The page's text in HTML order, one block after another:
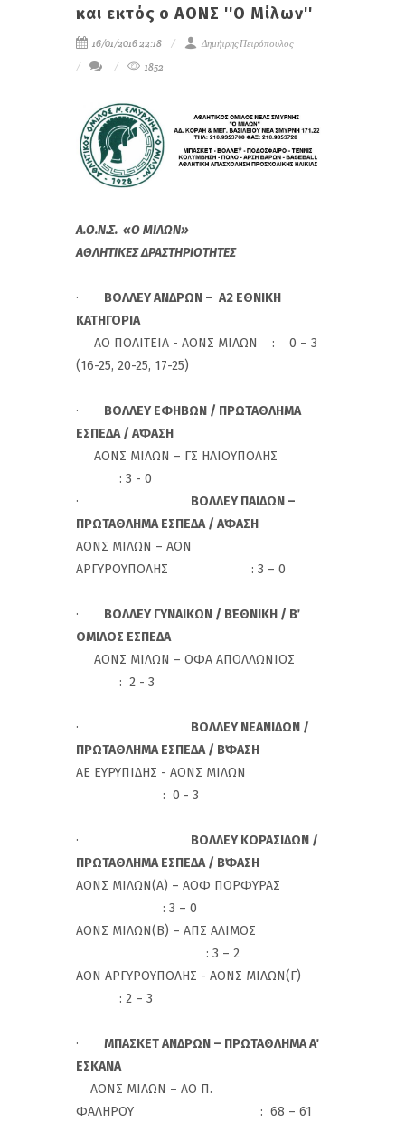
και εκτός ο ΑΟΝΣ ''Ο Μίλων''
16/01/2016 22:18
Δημήτρης Πετρόπουλος
1852
Α.Ο.Ν.Σ. «Ο ΜΙΛΩΝ»
ΑΘΛΗΤΙΚΕΣ ΔΡΑΣΤΗΡΙΟΤΗΤΕΣ
· ΒΟΛΛΕΥ ΑΝΔΡΩΝ – A2 ΕΘΝΙΚΗ
ΚΑΤΗΓΟΡΙΑ
ΑΟ ΠΟΛΙΤΕΙΑ - ΑΟΝΣ ΜΙΛΩΝ : 0 – 3
(16-25, 20-25, 17-25)
· ΒΟΛΛΕΥ ΕΦΗΒΩΝ / ΠΡΩΤΑΘΛΗΜΑ
ΕΣΠΕΔΑ / Α΄ΦΑΣΗ
ΑΟΝΣ ΜΙΛΩΝ – ΓΣ ΗΛΙΟΥΠΟΛΗΣ
: 3 - 0
· ΒΟΛΛΕΥ ΠΑΙΔΩΝ –
ΠΡΩΤΑΘΛΗΜΑ ΕΣΠΕΔΑ / Α΄ΦΑΣΗ
ΑΟΝΣ ΜΙΛΩΝ – ΑΟΝ
ΑΡΓΥΡΟΥΠΟΛΗΣ : 3 – 0
· ΒΟΛΛΕΥ ΓΥΝΑΙΚΩΝ / Β΄ΕΘΝΙΚΗ / Β΄
ΟΜΙΛΟΣ ΕΣΠΕΔΑ
ΑΟΝΣ ΜΙΛΩΝ – ΟΦΑ ΑΠΟΛΛΩΝΙΟΣ
: 2 - 3
· ΒΟΛΛΕΥ ΝΕΑΝΙΔΩΝ /
ΠΡΩΤΑΘΛΗΜΑ ΕΣΠΕΔΑ / Β΄ΦΑΣΗ
ΑΕ ΕΥΡΥΠΙΔΗΣ - ΑΟΝΣ ΜΙΛΩΝ
: 0 - 3
· ΒΟΛΛΕΥ ΚΟΡΑΣΙΔΩΝ /
ΠΡΩΤΑΘΛΗΜΑ ΕΣΠΕΔΑ / Β΄ΦΑΣΗ
ΑΟΝΣ ΜΙΛΩΝ(Α) – ΑΟΦ ΠΟΡΦΥΡΑΣ
: 3 – 0
ΑΟΝΣ ΜΙΛΩΝ(Β) – ΑΠΣ ΑΛΙΜΟΣ
: 3 – 2
ΑΟΝ ΑΡΓΥΡΟΥΠΟΛΗΣ - ΑΟΝΣ ΜΙΛΩΝ(Γ)
: 2 – 3
· ΜΠΑΣΚΕΤ ΑΝΔΡΩΝ – ΠΡΩΤΑΘΛΗΜΑ Α΄
ΕΣΚΑΝΑ
ΑΟΝΣ ΜΙΛΩΝ – ΑΟ Π.
ΦΑΛΗΡΟΥ : 68 – 61